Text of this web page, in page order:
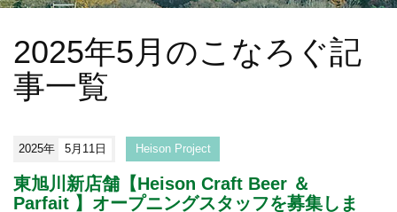
2025年5月のこなろぐ記
事一覧
2025年 5月11日 Heison Project
東旭川新店舗【Heison Craft Beer ＆
Parfait 】オープニングスタッフを募集しま